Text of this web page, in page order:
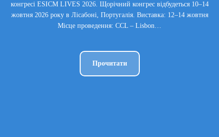
конгресі ESICM LIVES 2026. Щорічний конгрес відбудеться 10–14
жовтня 2026 року в Лісабоні, Португалія. Виставка: 12–14 жовтня
Місце проведення: CCL – Lisbon…
Прочитати